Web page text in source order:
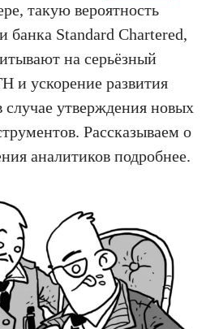
такую вероятность
банка Standard Chartered,
на серьёзный
и ускорение развития
утверждения новых
Рассказываем о
аналитиков подробнее.